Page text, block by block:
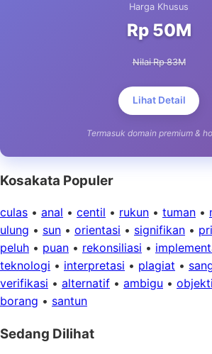
Harga Khusus
Rp 50M
Nilai Rp 83M
Lihat Detail
Termasuk domain premium &
Kosakata Populer
culas • anal • centil • rukun • tuman •
ulung • sun • orientasi • signifikan •
peluh • puan • rekonsiliasi •
teknologi • interpretasi • plagiat •
verifikasi • alternatif • ambigu •
borang • santun
Sedang Dilihat